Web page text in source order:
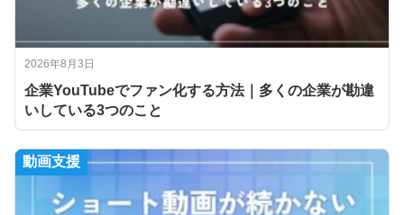
2026年8月3日
企業YouTubeでファン化する方法｜多くの企業が勘違
いしている3つのこと
動画支援